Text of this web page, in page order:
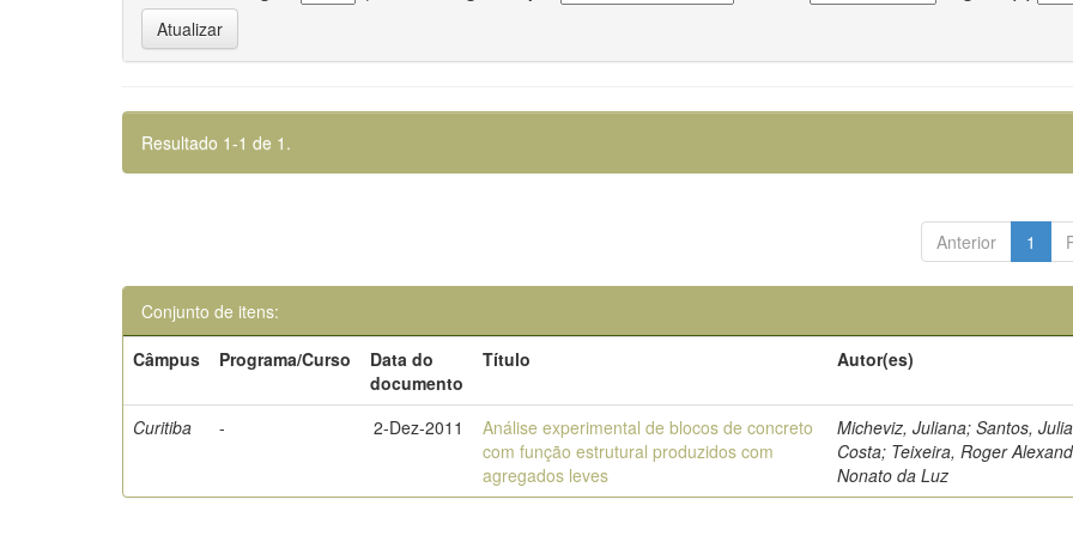
Resultado 1-1 de 1.
Anterior 1
Conjunto de itens:
Câmpus
Programa/Curso
Data do
documento
Título Autor(es)
Curitiba - 2-Dez-2011
Análise experimental de blocos de concreto
com função estrutural produzidos com
agregados leves
Micheviz, Juliana; Santos,
Costa; Teixeira, Roger
Nonato da Luz